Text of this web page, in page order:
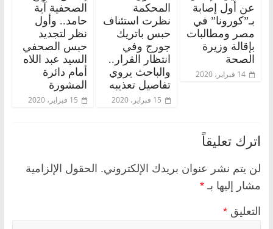
عن أول إصابة
بـ”كورونا” في
مصر ومطالبات
بإقالة وزيرة
الصحة
14 فبراير، 2020
المحكمة
نظرت استئناف
حبس باتريك
جورج وفي
انتظار القرار..
والباحث يروي
تفاصيل تعذيبه
15 فبراير، 2020
الصحفية آية
حامد.. وأول
نظر لتجديد
حبس الصحفي
السيد عبد اللاه
أمام دائرة
المشورة
15 فبراير، 2020
اترك تعليقاً
لن يتم نشر عنوان بريدك الإلكتروني. الحقول الإلزامية
مشار إليها بـ *
التعليق *